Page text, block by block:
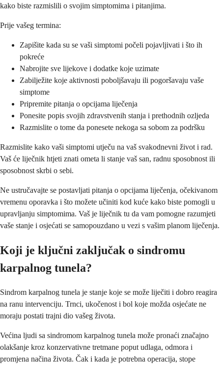
kako biste razmislili o svojim simptomima i pitanjima.
Prije vašeg termina:
Zapišite kada su se vaši simptomi počeli pojavljivati i što ih
pokreće
Nabrojite sve lijekove i dodatke koje uzimate
Zabilježite koje aktivnosti poboljšavaju ili pogoršavaju vaše
simptome
Pripremite pitanja o opcijama liječenja
Ponesite popis svojih zdravstvenih stanja i prethodnih ozljeda
Razmislite o tome da ponesete nekoga sa sobom za podršku
Razmislite kako vaši simptomi utječu na vaš svakodnevni život i rad.
Vaš će liječnik htjeti znati ometa li stanje vaš san, radnu sposobnost ili
sposobnost skrbi o sebi.
Ne ustručavajte se postavljati pitanja o opcijama liječenja, očekivanom
vremenu oporavka i što možete učiniti kod kuće kako biste pomogli u
upravljanju simptomima. Vaš je liječnik tu da vam pomogne razumjeti
vaše stanje i osjećati se samopouzdano u vezi s vašim planom liječenja.
Koji je ključni zaključak o sindromu
karpalnog tunela?
Sindrom karpalnog tunela je stanje koje se može liječiti i dobro reagira
na ranu intervenciju. Trnci, ukočenost i bol koje možda osjećate ne
moraju postati trajni dio vašeg života.
Većina ljudi sa sindromom karpalnog tunela može pronaći značajno
olakšanje kroz konzervativne tretmane poput udlaga, odmora i
promjena načina života. Čak i kada je potrebna operacija, stope